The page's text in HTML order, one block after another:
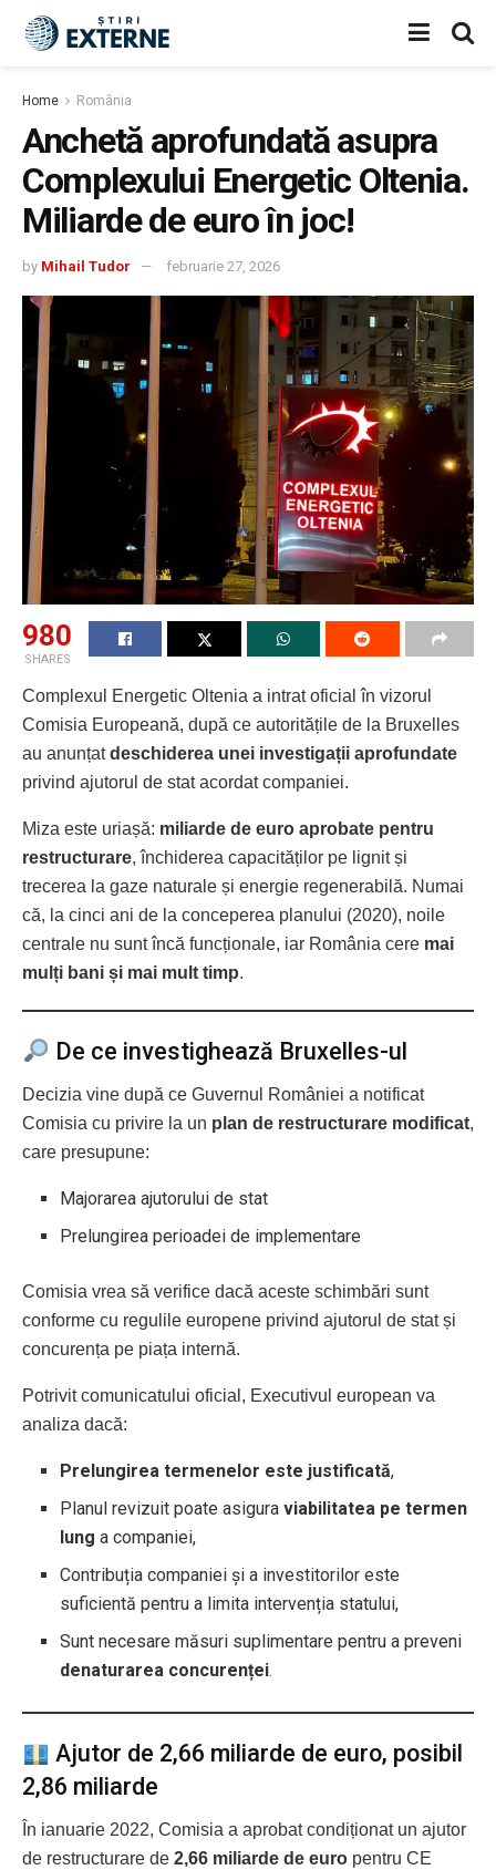
Home România
Anchetă aprofundată asupra
Complexului Energetic Oltenia.
Miliarde de euro în joc!
by Mihail Tudor februarie 27, 2026
980
SHARES
Complexul Energetic Oltenia a intrat oficial în vizorul
Comisia Europeană, după ce autoritățile de la Bruxelles
au anunțatdeschiderea unei investigații aprofundate
privind ajutorul de stat acordat companiei.
Miza este uriașă: miliarde de euro aprobate pentru
restructurare, închiderea capacităților pe lignit și
trecerea la gaze naturale și energie regenerabilă. Numai
că, la cinci ani de la conceperea planului (2020), noile
centrale nu sunt încă funcționale, iar România cere mai
mulți bani și mai mult timp.
De ce investighează Bruxelles-ul
Decizia vine după ce Guvernul României a notificat
Comisia cu privire la un plan de restructurare modificat,
care presupune:
Majorarea ajutorului de stat
Prelungirea perioadei de implementare
Comisia vrea să verifice dacă aceste schimbări sunt
conforme cu regulile europene privind ajutorul de stat și
concurența pe piața internă.
Potrivit comunicatului oficial, Executivul european va
analiza dacă:
Prelungirea termenelor este justificată,
Planul revizuit poate asiguraviabilitatea pe termen
lung a companiei,
Contribuția companiei și a investitorilor este
suficientă pentru a limita intervenția statului,
Sunt necesare măsuri suplimentare pentru a preveni
denaturarea concurenței.
Ajutor de 2,66 miliarde de euro, posibil
2,86 miliarde
În ianuarie 2022, Comisia a aprobat condiționat un ajutor
de restructurare de 2,66 miliarde de euro pentru CE